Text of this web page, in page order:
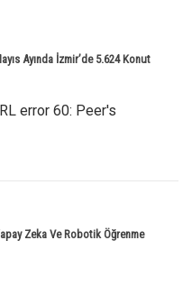
Ayında İzmir’de 5.624 Konut
error 60: Peer's
Zeka Ve Robotik Öğrenme